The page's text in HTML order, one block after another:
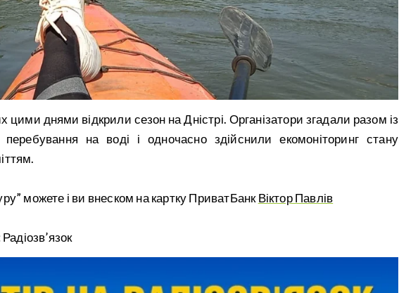
цими днями відкрили сезон на Дністрі. Організатори згадали разом із
на воді і одночасно здійснили екомоніторинг стану
можете і ви внеском на картку ПриватБанкВіктор Павлів